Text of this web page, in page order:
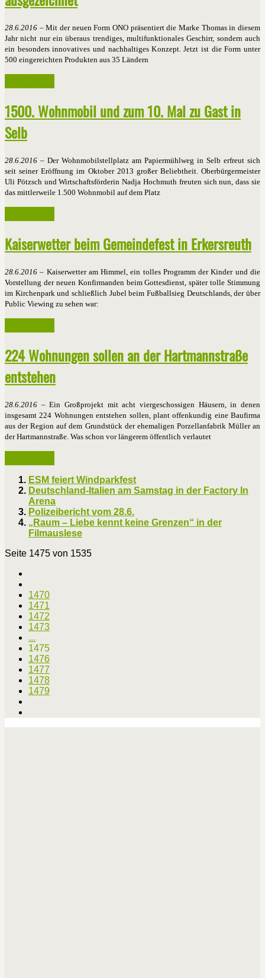
28.6.2016 – Mit der neuen Form ONO präsentiert die Marke Thomas in diesem
Jahr nicht nur ein überaus trendiges, multifunktionales Geschirr, sondern auch
ein besonders innovatives und nachhaltiges Konzept. Jetzt ist die Form unter
500 eingereichten Produkten aus 35 Ländern
1500. Wohnmobil und zum 10. Mal zu Gast in
Selb
28.6.2016 – Der Wohnmobilstellplatz am Papiermühlweg in Selb erfreut sich
seit seiner Eröffnung im Oktober 2013 großer Beliebtheit. Oberbürgermeister
Uli Pötzsch und Wirtschaftsförderin Nadja Hochmuth freuten sich nun, dass sie
das mittlerweile 1.500 Wohnmobil auf dem Platz
Kaiserwetter beim Gemeindefest in Erkersreuth
28.6.2016 – Kaiserwetter am Himmel, ein tolles Programm der Kinder und die
Vorstellung der neuen Konfirmanden beim Gottesdienst, später tolle Stimmung
im Kirchenpark und schließlich Jubel beim Fußballsieg Deutschlands, der über
Public Viewing zu sehen war:
224 Wohnungen sollen an der Hartmannstraße
entstehen
28.6.2016 – Ein Großprojekt mit acht viergeschossigen Häusern, in denen
insgesamt 224 Wohnungen entstehen sollen, plant offenkundig eine Baufirma
aus der Region auf dem Grundstück der ehemaligen Porzellanfabrik Müller an
der Hartmannstraße. Was schon vor längerem öffentlich verlautet
ESM feiert Windparkfest
Deutschland-Italien am Samstag in der Factory In
Arena
Polizeibericht vom 28.6.
„Raum – Liebe kennt keine Grenzen“ in der
Filmauslese
Seite 1475 von 1535
1470
1471
1472
1473
...
1475
1476
1477
1478
1479